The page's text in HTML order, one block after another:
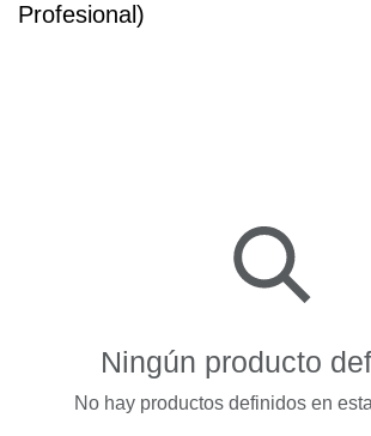
Profesional)
Ningún producto
No hay productos definidos en